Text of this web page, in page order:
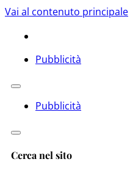
Vai al contenuto principale
Pubblicità
Pubblicità
Cerca nel sito